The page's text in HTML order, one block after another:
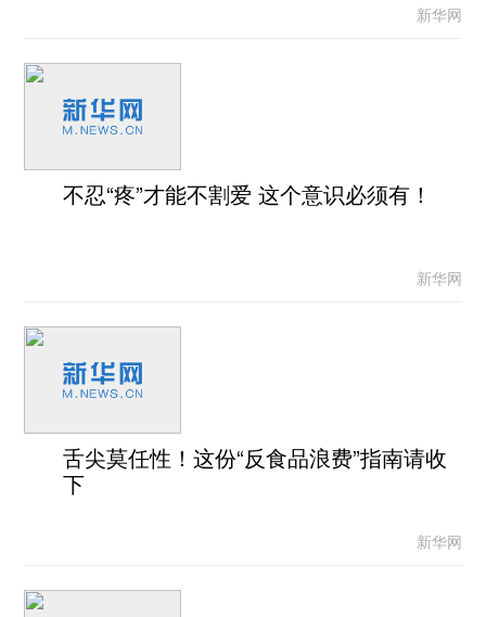
新华网
不忍“疼”才能不割爱 这个意识必须有！
新华网
舌尖莫任性！这份“反食品浪费”指南请收
下
新华网